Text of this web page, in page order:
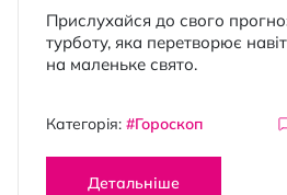
Прислухайся до свого
турботу, яка перетворює
на маленьке свято.
Категорія: #Гороскоп
Детальніше